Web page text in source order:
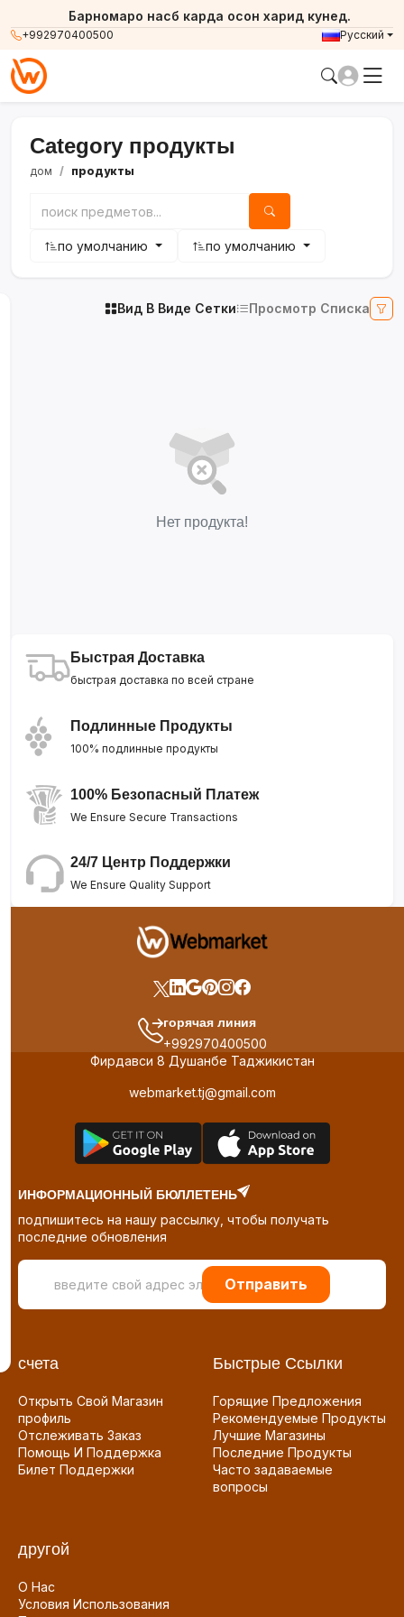
+992970400500
Барномаро насб карда осон харид кунед.
Русский
Category продукты
дом продукты
по умолчанию по умолчанию
Вид В Виде Сетки Просмотр Списка
Нет продукта!
Быстрая Доставка
быстрая доставка по всей стране
Подлинные Продукты
100% подлинные продукты
100% Безопасный Платеж
We Ensure Secure Transactions
24/7 Центр Поддержки
We Ensure Quality Support
горячая линия
+992970400500
Фирдавси 8 Душанбе Таджикистан
webmarket.tj@gmail.com
ИНФОРМАЦИОННЫЙ БЮЛЛЕТЕНЬ
подпишитесь на нашу рассылку, чтобы получать
последние обновления
Отправить
счета
Открыть Свой Магазин
профиль
Отслеживать Заказ
Помощь И Поддержка
Билет Поддержки
Быстрые Ссылки
Горящие Предложения
Рекомендуемые Продукты
Лучшие Магазины
Последние Продукты
Часто задаваемые
вопросы
другой
О Нас
Условия Использования